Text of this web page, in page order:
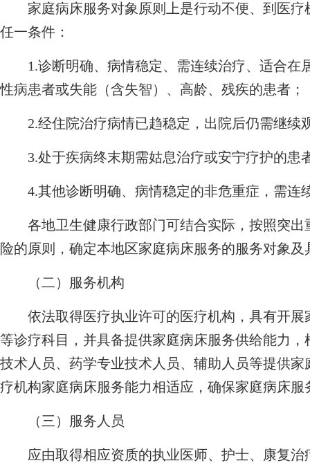
家庭病床服务对象原则上是行动不便、到医疗
任一条件：
1.诊断明确、病情稳定、需连续治疗、适合在
性病患者或失能（含失智）、高龄、残疾的患者；
2.经住院治疗病情已趋稳定，出院后仍需继续
3.处于疾病终末期需姑息治疗或安宁疗护的患
4.其他诊断明确、病情稳定的非危重症，需连
各地卫生健康行政部门可结合实际，按照突出
险的原则，确定本地区家庭病床服务的服务对象及
（二）服务机构
依法取得医疗执业许可的医疗机构，具有开展
等诊疗科目，并具备提供家庭病床服务供给能力
技术人员、药学专业技术人员、辅助人员等提供
疗机构家庭病床服务能力相适应，确保家庭病床服
（三）服务人员
应由取得相应资质的执业医师、护士、康复治